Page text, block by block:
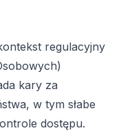
regulacyjny
kary za
w tym słabe
dostępu.